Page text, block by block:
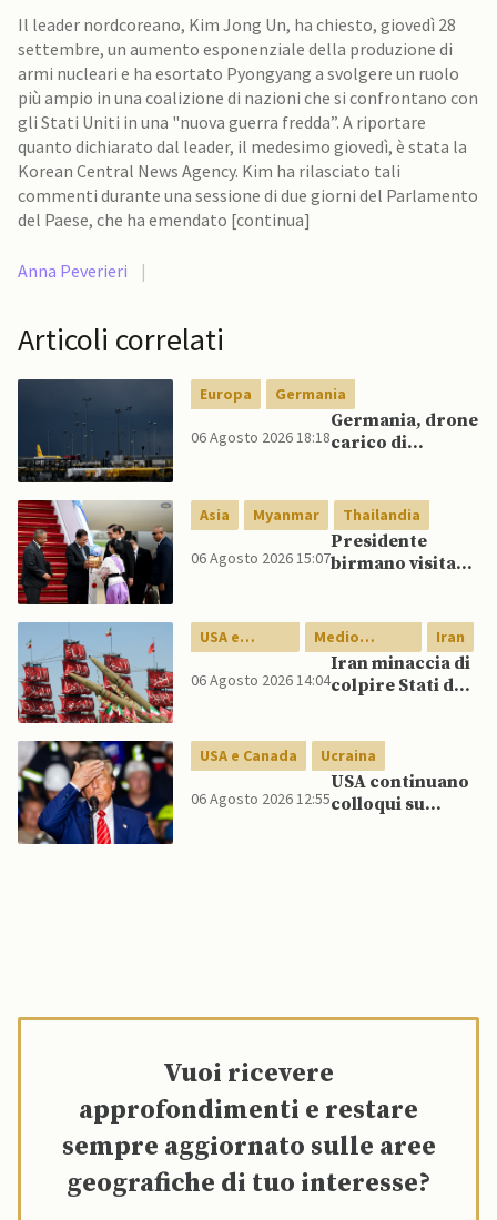
Il leader nordcoreano, Kim Jong Un, ha chiesto, giovedì 28
settembre, un aumento esponenziale della produzione di
armi nucleari e ha esortato Pyongyang a svolgere un ruolo
più ampio in una coalizione di nazioni che si confrontano con
gli Stati Uniti in una "nuova guerra fredda”. A riportare
quanto dichiarato dal leader, il medesimo giovedì, è stata la
Korean Central News Agency. Kim ha rilasciato tali
commenti durante una sessione di due giorni del Parlamento
del Paese, che ha emendato [continua]
Anna Peverieri |
Articoli correlati
Europa Germania
06 Agosto 2026 18:18
Germania, drone
carico di
Interno:
“Potrebbe
esserci dietro un
attore statale”
Asia Myanmar Thailandia
06 Agosto 2026 15:07
Presidente
birmano visita
Myanmar ad
ASEAN
USA e
Canada
Medio
Oriente
Iran
06 Agosto 2026 14:04
Iran minaccia di
colpire Stati del
USA e Canada Ucraina
06 Agosto 2026 12:55
USA continuano
colloqui su
Vuoi ricevere
approfondimenti e restare
sempre aggiornato sulle aree
geografiche di tuo interesse?